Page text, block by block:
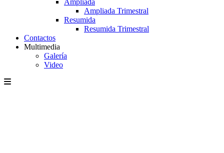
Ampliada
Ampliada Trimestral
Resumida
Resumida Trimestral
Contactos
Multimedia
Galería
Video